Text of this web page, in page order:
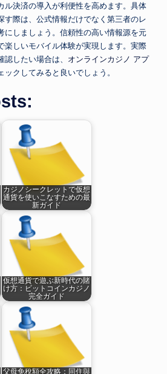
ル決済の導入が利便性を高めます。具体
す際は、公式情報だけでなく第三者のレ
にしましょう。信頼性の高い情報源を元
楽しいモバイル体験が実現します。実際
したい場合は、 オンラインカジノ アプ
クしてみると良いでしょう。
カジノシークレットで仮想
通貨を使いこなすための最
新ガイド
仮想通貨で遊ぶ新時代の賭
け方：ビットコインカジノ
完全ガイド
父母免稅額全攻略：同住與